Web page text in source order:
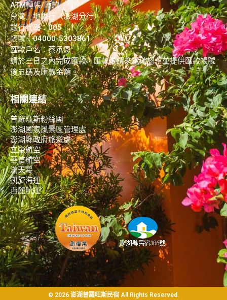
ATM轉帳/匯款
台灣土地銀行（澎湖分行）
銀行代碼：005
帳號：04000-5303861
匯款戶名：蔡承恩
請於三日之內完成匯款，匯款後請來電確認，並提供匯款帳號
後五碼及匯款金額。
相關連結
普羅旺斯粉絲團
澎湖國家風景區管理處
澎湖縣政府旅遊處
立榮航空
華信航空
滿天星
凱旋海運
百麗航運
© 2026 澎湖普羅旺斯民宿 All Rights Reserved.